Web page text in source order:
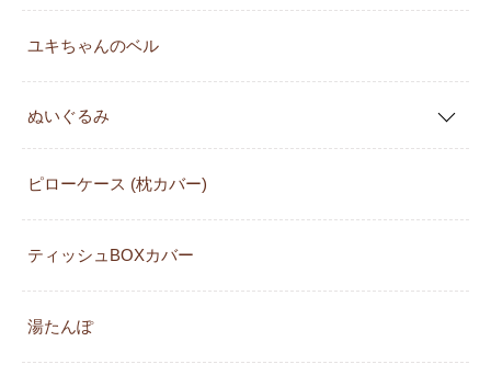
ユキちゃんのベル
ぬいぐるみ
ピローケース (枕カバー)
ティッシュBOXカバー
湯たんぽ